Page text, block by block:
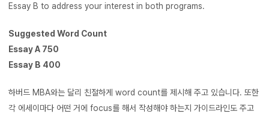
Essay B to address your interest in both programs.
Suggested Word Count
Essay A 750
Essay B 400
하버드 MBA와는 달리 친절하게 word count를 제시해 주고 있습니다. 또한
각 에세이마다 어떤 거에 focus를 해서 작성해야 하는지 가이드라인도 주고